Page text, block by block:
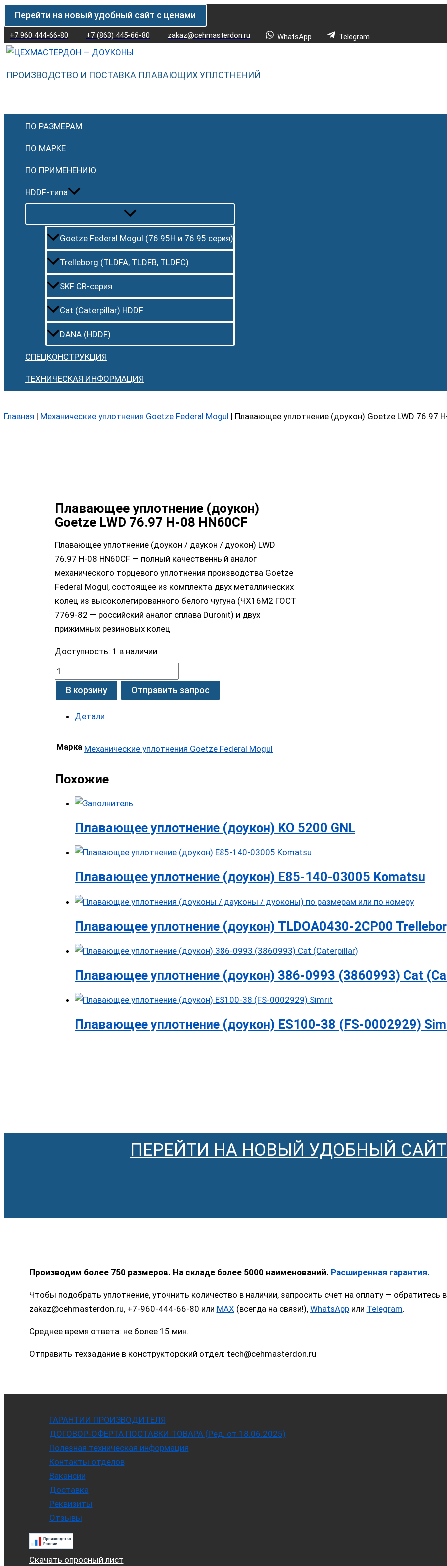
Перейти
содержимому
Перейти на новый удобный сайт с ценами
+7 960 444-66-80 +7 (863) 445-66-80 zakaz@cehmasterdon.ru WhatsApp Telegram
ПРОИЗВОДСТВО И ПОСТАВКА ПЛАВАЮЩИХ УПЛОТНЕНИЙ
ПО РАЗМЕРАМ
ПО МАРКЕ
ПО ПРИМЕНЕНИЮ
HDDF-типа
Goetze Federal Mogul (76.95H и 76.95 серия)
Trelleborg (TLDFA, TLDFB, TLDFC)
SKF CR-серия
Cat (Caterpillar) HDDF
DANA (HDDF)
СПЕЦКОНСТРУКЦИЯ
ТЕХНИЧЕСКАЯ ИНФОРМАЦИЯ
Главная | Механические уплотнения Goetze Federal Mogul | Плавающее уплотнение (доукон) Goetze LWD 76.97
Плавающее уплотнение (доукон)
Goetze LWD 76.97 H-08 HN60CF
Плавающее уплотнение (доукон / даукон / дуокон) LWD
76.97 H-08 HN60CF — полный качественный аналог
механического торцевого уплотнения производства Goetze
Federal Mogul, состоящее из комплекта двух металлических
колец из высоколегированного белого чугуна (ЧХ16М2 ГОСТ
7769-82 — российский аналог сплава Duronit) и двух
прижимных резиновых колец
Доступность: 1 в наличии
Количество
товара
Плавающее
уплотнение
Goetze
08
HN60CF
В корзину Отправить запрос
Детали
Марка Механические уплотнения Goetze Federal Mogul
Похожие
Плавающее уплотнение (доукон) KO 5200 GNL
Плавающее уплотнение (доукон) E85-140-03005 Komatsu
Плавающее уплотнение (доукон) TLDOA0430-2CP00
Плавающее уплотнение (доукон) 386-0993 (3860993) Cat
Плавающее уплотнение (доукон) ES100-38 (FS-0002929)
ПЕРЕЙТИ НА НОВЫЙ УДОБНЫЙ
Производим более 750 размеров. На складе более 5000 наименований. Расширенная гарантия.
Чтобы подобрать уплотнение, уточнить количество в наличии, запросить счет на оплату —
zakaz@cehmasterdon.ru, +7-960-444-66-80 или MAX (всегда на связи!), WhatsAppили Telegram.
Среднее время ответа: не более 15 мин.
Отправить техзадание в конструкторский отдел: tech@cehmasterdon.ru
ГАРАНТИИ ПРОИЗВОДИТЕЛЯ
ДОГОВОР-ОФЕРТА ПОСТАВКИ ТОВАРА (Ред. от 18.06.2025)
Полезная техническая информация
Контакты отделов
Вакансии
Доставка
Реквизиты
Отзывы
Скачать опросный лист